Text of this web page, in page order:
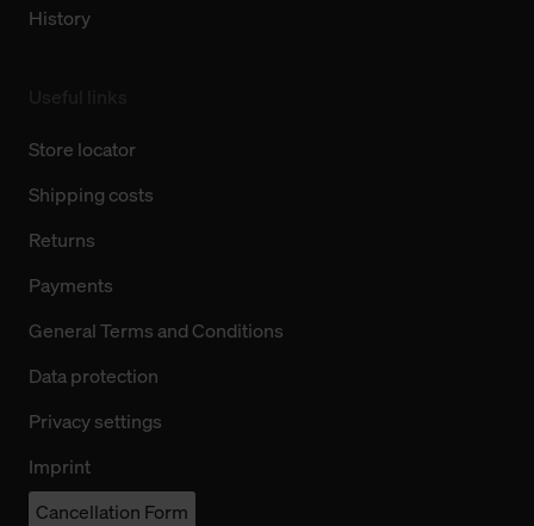
History
Store locator
Shipping costs
Returns
Payments
General Terms and Conditions
Data protection
Privacy settings
Imprint
Cancellation Form